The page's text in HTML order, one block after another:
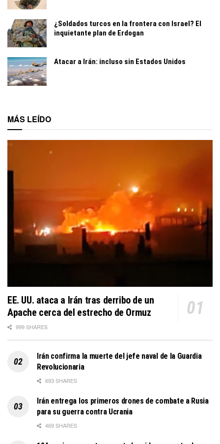
¿Soldados turcos en la frontera con Israel? El
inquietante plan de Erdogan
Atacar a Irán: incluso sin Estados Unidos
MÁS LEÍDO
EE. UU. ataca a Irán tras derribo de un
Apache cerca del estrecho de Ormuz
999 SHARES
Irán confirma la muerte del jefe naval de la Guardia
Revolucionaria
693 SHARES
Irán entrega los primeros drones de combate a Rusia
para su guerra contra Ucrania
469 SHARES